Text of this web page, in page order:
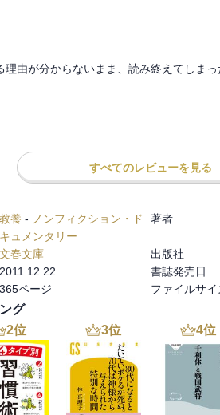
理由が分からないまま、読み終えてしま
すべてのレビューを見る
教養 - ノンフィクション・ド
キュメンタリー
著者
文春文庫 出版社
2011.12.22 書誌発売日
365ページ ファイルサイ
グ
2位 3位 4位